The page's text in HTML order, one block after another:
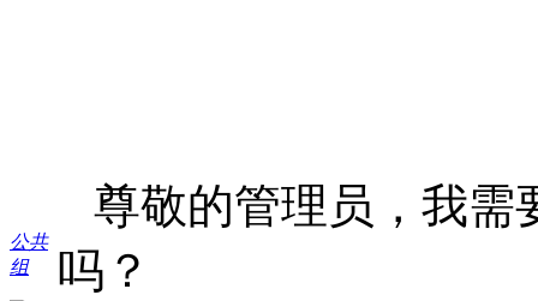
公共
组
尊敬的管理员，我需
吗？